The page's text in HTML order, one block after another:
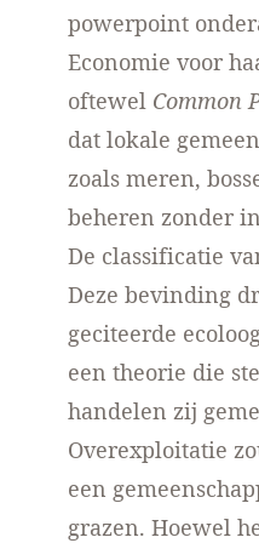
powerpoint
Economie voor
oftewel Common
dat lokale
zoals meren,
beheren zonder
De classificatie
Deze bevinding
geciteerde
een theorie die
handelen zij
Overexploitatie
een
grazen. Hoewel